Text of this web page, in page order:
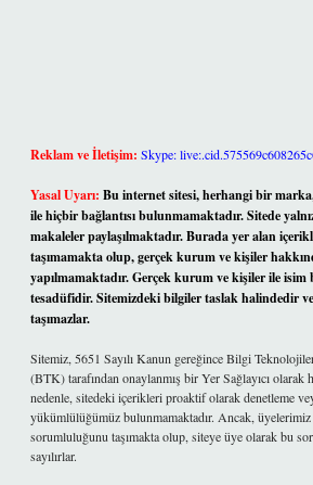
Reklam ve İletişim: Skype:
Yasal Uyarı: Bu internet sitesi, herhangi bir
ile hiçbir bağlantısı bulunmamaktadır. Sitede
makaleler paylaşılmaktadır. Burada yer alan
taşımamakta olup, gerçek kurum ve kişiler
yapılmamaktadır. Gerçek kurum ve kişiler ile
tesadüfidir. Sitemizdeki bilgiler taslak halindedir
taşımazlar.
Sitemiz, 5651 Sayılı Kanun gereğince Bilgi
(BTK) tarafından onaylanmış bir Yer Sağlayıcı olarak
nedenle, sitedeki içerikleri proaktif olarak denetleme
yükümlülüğümüz bulunmamaktadır. Ancak, üyelerimiz
sorumluluğunu taşımakta olup, siteye üye olarak bu
sayılırlar.